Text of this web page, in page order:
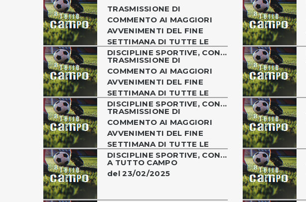
TRASMISSIONE DI
COMMENTO AI MAGGIORI
AVVENIMENTI DEL FINE
SETTIMANA DI TUTTE LE
DISCIPLINE SPORTIVE, CON...
TRASMISSIONE DI
COMMENTO AI MAGGIORI
AVVENIMENTI DEL FINE
SETTIMANA DI TUTTE LE
DISCIPLINE SPORTIVE, CON...
TRASMISSIONE DI
COMMENTO AI MAGGIORI
AVVENIMENTI DEL FINE
SETTIMANA DI TUTTE LE
DISCIPLINE SPORTIVE, CON...
A TUTTO CAMPO
del 23/02/2025